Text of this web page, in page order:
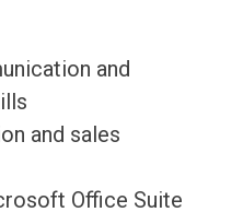
and
and sales
Office Suite